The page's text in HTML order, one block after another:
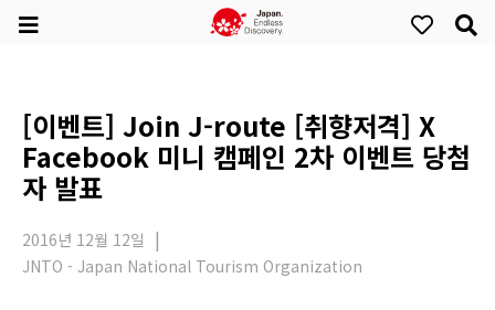
[이벤트] Join J-route [취향저격] X
Facebook 미니 캠페인 2차 이벤트 당첨
자 발표
2016년 12월 12일
JNTO - Japan National Tourism Organization